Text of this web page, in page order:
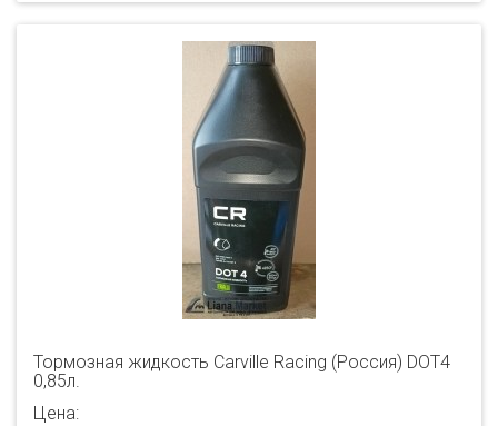
Тормозная жидкость Carville Racing (Россия) DOT4
0,85л.
Цена: